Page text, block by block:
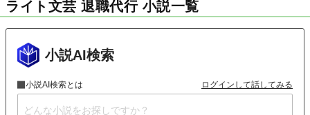
ライト文芸 退職代行 小説一覧
小説AI検索
小説AI検索とは ログインして話してみる